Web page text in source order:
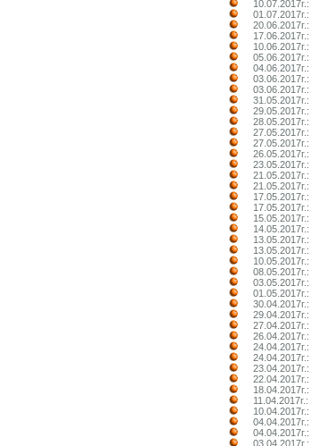
10.07.2017г.:
01.07.2017г.:
20.06.2017г.:
17.06.2017г.:
10.06.2017г.:
05.06.2017г.:
04.06.2017г.:
03.06.2017г.:
03.06.2017г.:
31.05.2017г.:
29.05.2017г.:
28.05.2017г.:
27.05.2017г.:
27.05.2017г.:
26.05.2017г.:
23.05.2017г.:
21.05.2017г.:
21.05.2017г.:
17.05.2017г.:
17.05.2017г.:
15.05.2017г.:
14.05.2017г.:
13.05.2017г.:
13.05.2017г.:
10.05.2017г.:
08.05.2017г.:
03.05.2017г.:
01.05.2017г.:
30.04.2017г.:
29.04.2017г.:
27.04.2017г.:
26.04.2017г.:
24.04.2017г.:
24.04.2017г.:
23.04.2017г.:
22.04.2017г.:
18.04.2017г.:
11.04.2017г.:
10.04.2017г.:
04.04.2017г.:
04.04.2017г.:
03.04.2017г.: